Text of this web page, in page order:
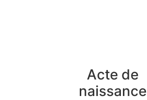
Acte de
naissance